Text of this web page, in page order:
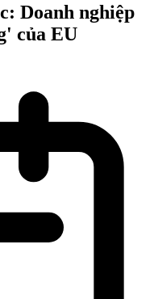
Doanh nghiệp
của EU